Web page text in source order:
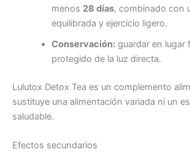
menos 28 días, combinado con
equilibrada y ejercicio ligero.
Conservación:guardar en lugar
protegido de la luz directa.
Lulutox Detox Tea es un complemento
sustituye una alimentación variada ni un
saludable.
Efectos secundarios